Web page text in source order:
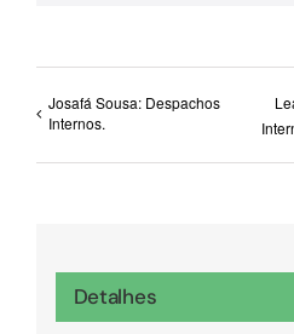
Josafá Sousa: Despachos
Internos.
Detalhes